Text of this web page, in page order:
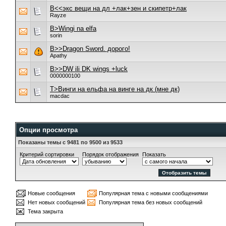
B<<экс вещи на дл +лак+зен и скипетр+лак
Rayze
B>Wingi na elfa
sorin
B>>Dragon Sword. дорого!
Apathy
B>>DW ili DK wings +luck
0000000100
T>Винги на ельфа на винге на дк (мне дк)
macdac
Опции просмотра
Показаны темы с 9481 по 9500 из 9533
Критерий сортировки
Порядок отображения Показать
Новые сообщения
Популярная тема с новыми сообщениями
Нет новых сообщений
Популярная тема без новых сообщений
Тема закрыта